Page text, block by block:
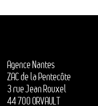
Agence Nantes
ZAC de la Pentecôte
3 rue Jean Rouxel
44 700 ORVAULT